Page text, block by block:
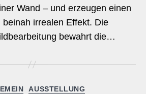
Wand – und erzeugen einen
irrealen Effekt. Die
bewahrt die…
Kategorien
AUSSTELLUNG